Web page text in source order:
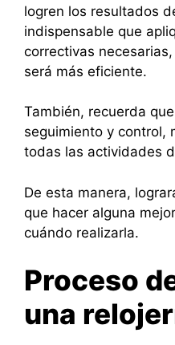
logren los resultados
indispensable que
correctivas
será más eficiente.
También, recuerda
seguimiento y control,
todas las actividades
De esta manera,
que hacer alguna
cuándo realizarla.
Proceso
una